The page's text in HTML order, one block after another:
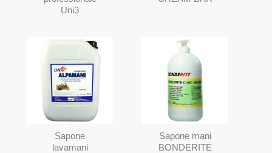
Uni3
Sapone
lavamani
Sapone mani
BONDERITE